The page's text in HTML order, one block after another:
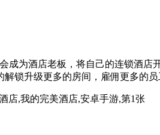
成为酒店老板，将自己的连锁酒
锁升级更多的房间，雇佣更多的